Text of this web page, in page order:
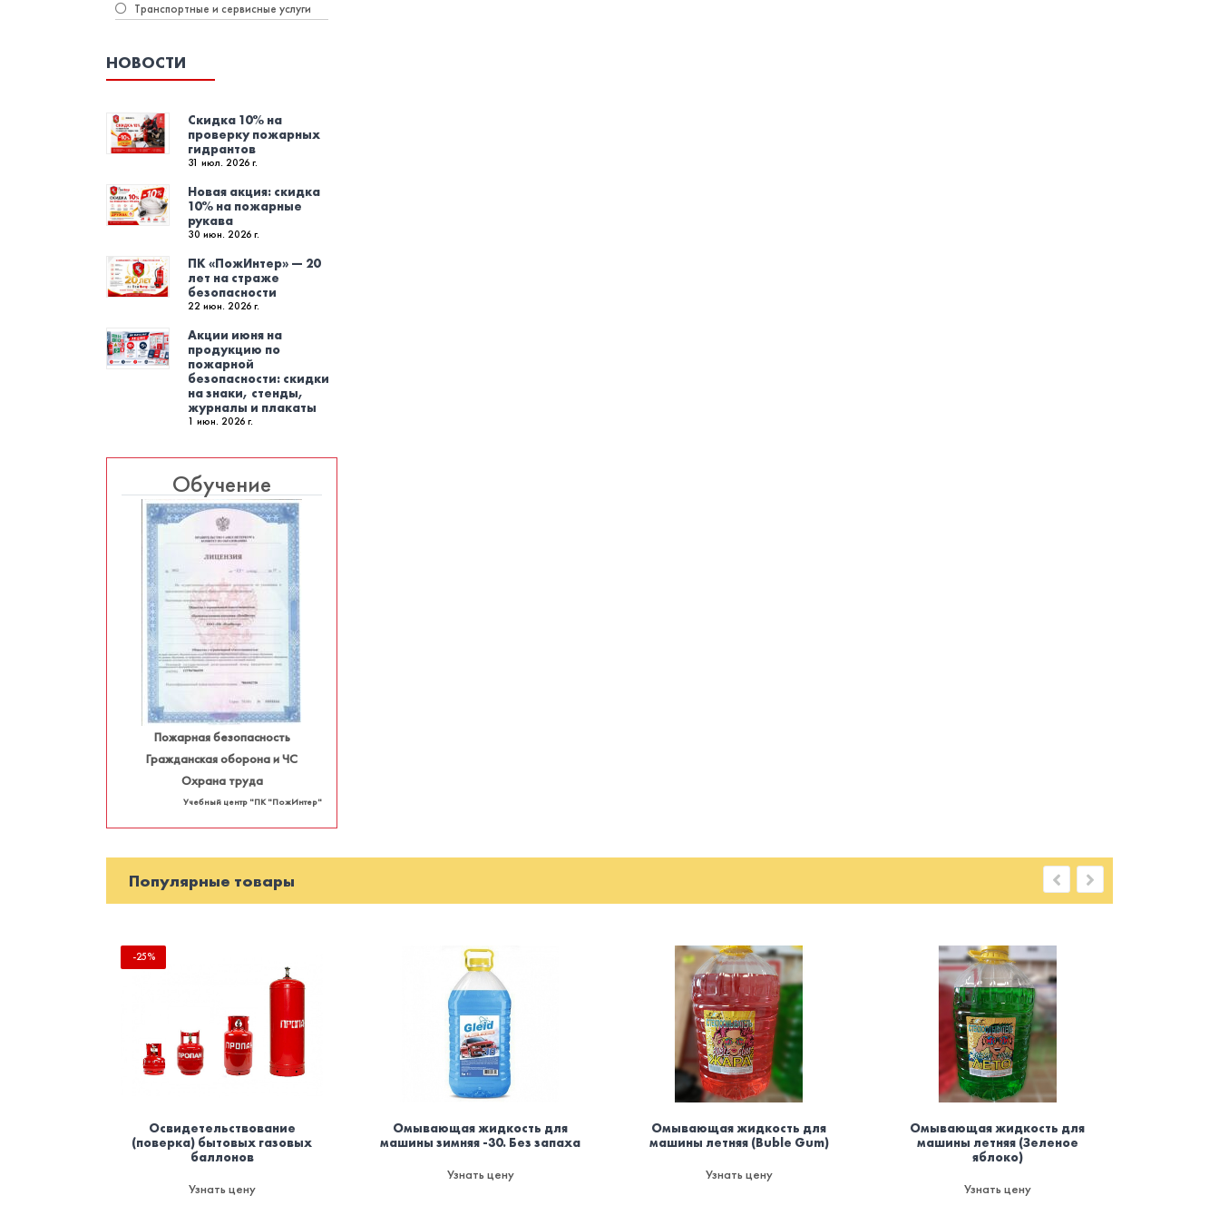
Транспортные и сервисные услуги
НОВОСТИ
Скидка 10% на
проверку пожарных
гидрантов
31 июл. 2026 г.
Новая акция: скидка
10% на пожарные
рукава
30 июн. 2026 г.
ПК «ПожИнтер» — 20
лет на страже
безопасности
22 июн. 2026 г.
Акции июня на
продукцию по
пожарной
безопасности: скидки
на знаки, стенды,
журналы и плакаты
1 июн. 2026 г.
Обучение
Пожарная безопасность
Гражданская оборона и ЧС
Охрана труда
Учебный центр "ПК "ПожИнтер"
Популярные товары
Освидетельствование
(поверка) бытовых газовых
баллонов
Узнать цену
-25%
Омывающая жидкость для
машины зимняя -30. Без запаха
Узнать цену
Омывающая жидкость для
машины летняя (Buble Gum)
Узнать цену
Омывающая жидкость для
машины летняя (Зеленое
яблоко)
Узнать цену